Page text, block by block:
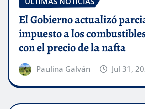
El Gobierno actualizó
impuesto a los
con el precio de la nafta
Paulina Galván Jul 31,